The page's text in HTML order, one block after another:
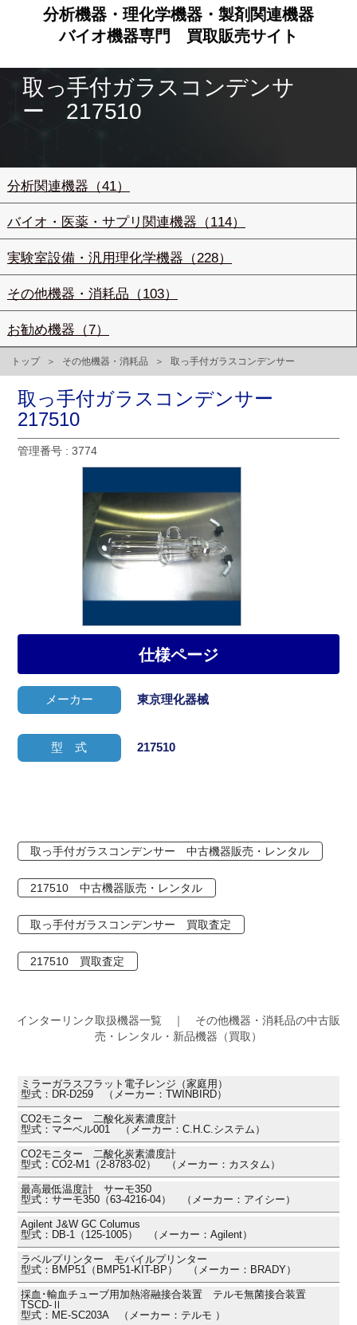
分析機器・理化学機器・製剤関連機器
バイオ機器専門
買取販売サイト
取っ手付ガラスコンデンサ
ー 217510
分析関連機器（41）
バイオ・医薬・サプリ関連機器（114）
実験室設備・汎用理化学機器（228）
その他機器・消耗品（103）
お勧め機器（7）
トップ その他機器・消耗品 取っ手付ガラスコンデンサー
取っ手付ガラスコンデンサー
217510
管理番号 : 3774
メーカー 東京理化器械
仕様ページ
型 式 217510
取っ手付ガラスコンデンサー 中古機器販売・レンタル
217510 中古機器販売・レンタル
取っ手付ガラスコンデンサー 買取査定
217510 買取査定
インターリンク取扱機器一覧 ｜ その他機器・消耗品の中古販
売・レンタル・新品機器（買取）
ミラーガラスフラット電子レンジ（家庭用）
型式：DR-D259 （メーカー：TWINBIRD）
CO2モニター 二酸化炭素濃度計
型式：マーベル001 （メーカー：C.H.C.システム）
CO2モニター 二酸化炭素濃度計
型式：CO2-M1（2-8783-02） （メーカー：カスタム）
最高最低温度計 サーモ350
型式：サーモ350（63-4216-04） （メーカー：アイシー）
Agilent J&W GC Columus
型式：DB-1（125-1005） （メーカー：Agilent）
ラベルプリンター モバイルプリンター
型式：BMP51（BMP51-KIT-BP） （メーカー：BRADY）
採血･輸血チューブ用加熱溶融接合装置 テルモ無菌接合装置
TSCD-Ⅱ
型式：ME-SC203A （メーカー：テルモ ）